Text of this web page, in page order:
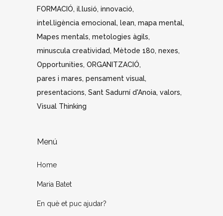
FORMACIÓ il.lusió innovació
intel.ligència emocional lean mapa mental
Mapes mentals metologies àgils
minuscula creatividad
Mètode 180 nexes
Opportunities ORGANITZACIÓ
pares i mares pensament visual
presentacions Sant Sadurní d'Anoia valors
Visual Thinking
Menú
Home
Maria Batet
En què et puc ajudar?